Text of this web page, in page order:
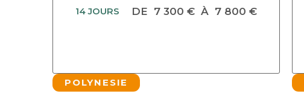
14 JOURS DE 7 300 € À 7 800 €
POLYNESIE